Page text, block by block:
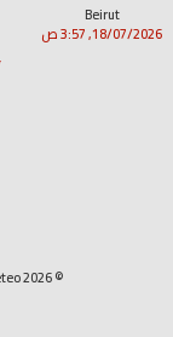
Beirut
18/07/2026, 3:57 ص
© 2026 Powered by Open-Meteo